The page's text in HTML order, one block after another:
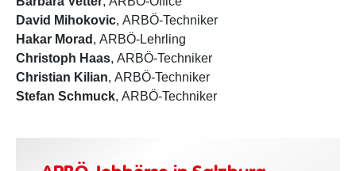
David Mihokovic, ARBÖ-Techniker
Hakar Morad , ARBÖ-Lehrling
Christoph Haas, ARBÖ-Techniker
Christian Kilian, ARBÖ-Techniker
Stefan Schmuck, ARBÖ-Techniker